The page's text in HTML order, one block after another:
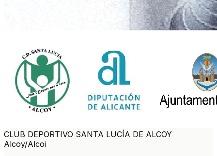
CLUB DEPORTIVO SANTA LUCÍA DE ALCOY
Alcoy/Alcoi